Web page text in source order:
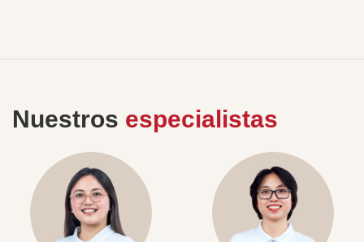
Nuestros especialistas